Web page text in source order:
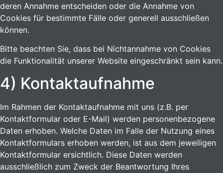
deren Annahme entscheiden oder die Annahme von
Cookies für bestimmte Fälle oder generell ausschließen
können.
Bitte beachten Sie, dass bei Nichtannahme von Cookies
die Funktionalität unserer Website eingeschränkt sein kann.
4) Kontaktaufnahme
Im Rahmen der Kontaktaufnahme mit uns (z.B. per
Kontaktformular oder E-Mail) werden personenbezogene
Daten erhoben. Welche Daten im Falle der Nutzung eines
Kontaktformulars erhoben werden, ist aus dem jeweiligen
Kontaktformular ersichtlich. Diese Daten werden
ausschließlich zum Zweck der Beantwortung Ihres